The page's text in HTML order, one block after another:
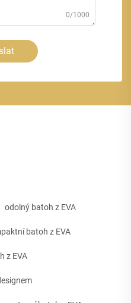
0/1000
odolný batoh z EVA
batoh z EVA
z EVA